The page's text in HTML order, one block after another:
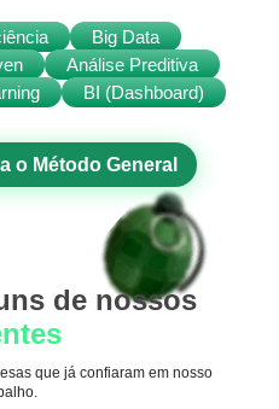
Big Data
Análise Preditiva
BI (Dashboard)
o Método General
de nossos
que já confiaram em nosso